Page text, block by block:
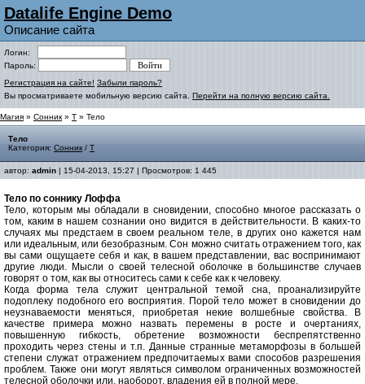
Datalife Engine Demo
Описание сайта
Логин:
Пароль:
Регистрация на сайте! Забыли пароль?
Вы просматриваете мобильную версию сайта. Перейти на полную версию сайта.
Магия » Сонник » Т » Тело
Тело
Категория: Сонник / Т
автор: admin | 15-04-2013, 15:27 | Просмотров: 1 445
Тело по соннику Лоффа
Тело, которым мы обладали в сновидении, способно многое рассказать о
том, каким в нашем сознании оно видится в действительности. В каких-то
случаях мы предстаем в своем реальном теле, в других оно кажется нам
или идеальным, или безобразным. Сон можно считать отражением того, как
вы сами ощущаете себя и как, в вашем представлении, вас воспринимают
другие люди. Мысли о своей телесной оболочке в большинстве случаев
говорят о том, как вы относитесь сами к себе как к человеку.
Когда форма тела служит центральной темой сна, проанализируйте
подоплеку подобного его восприятия. Порой тело может в сновидении до
неузнаваемости меняться, приобретая некие волшебные свойства. В
качестве примера можно назвать перемены в росте и очертаниях,
повышенную гибкость, обретение возможности беспрепятственно
проходить через стены и т.п. Данные странные метаморфозы в большей
степени служат отражением предпочитаемых вами способов разрешения
проблем. Также они могут являться символом ограниченных возможностей
телесной оболочки или, наоборот, владения ей в полной мере.